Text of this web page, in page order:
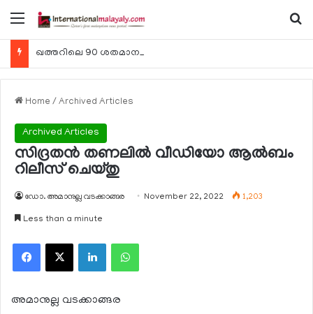
Menu
Home / Archived Articles
Archived Articles
സിദ്രതന്‍ തണലില്‍ വീഡിയോ ആല്‍ബം
റിലീസ് ചെയ്തു
ഡോ. അമാനുല്ല വടക്കാങ്ങര November 22, 2022 1,203
Less than a minute
Facebook
X LinkedInWhatsApp
അമാനുല്ല വടക്കാങ്ങര